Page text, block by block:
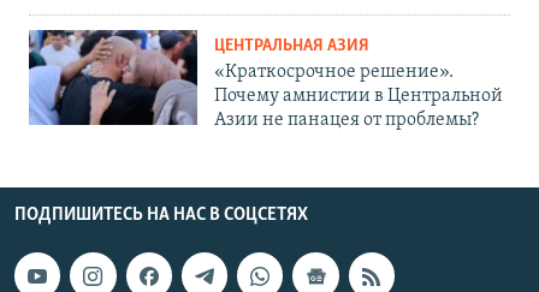
ЦЕНТРАЛЬНАЯ АЗИЯ
«Краткосрочное решение».
Почему амнистии в Центральной
Азии не панацея от проблемы?
ПОДПИШИТЕСЬ НА НАС В СОЦСЕТЯХ